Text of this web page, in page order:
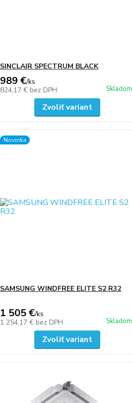
SINCLAIR SPECTRUM BLACK
989 €/ks
824,17 € bez DPH Skladom
Zvoliť variant
Novinka
SAMSUNG WINDFREE ELITE S2 R32
1 505 €/ks
1 254,17 € bez DPH Skladom
Zvoliť variant